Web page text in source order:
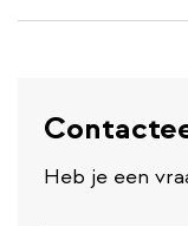
Heb je een